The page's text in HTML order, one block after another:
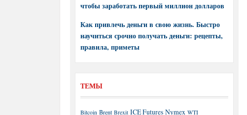
чтобы заработать первый миллион долларов
Как привлечь деньги в свою жизнь. Быстро
научиться срочно получать деньги: рецепты,
правила, приметы
ТЕМЫ
Bitcoin Brent Brexit ICE Futures Nymex WTI